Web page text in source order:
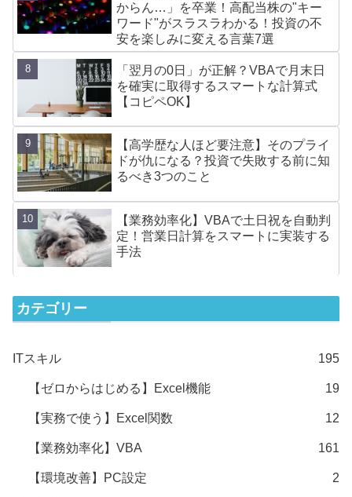
からん…」を卒業！高配当株の"キー
ワード"がスラスラわかる！投資の不
安を楽しみに変える言葉7選
「翌月の0日」が正解？VBAで月末日
を確実に取得するスマートな計算式
【コピペOK】
【高学歴な人ほど要注意】そのプライ
ドが仇になる？投資で失敗する前に知
るべき3つのこと
【業務効率化】VBAで土日祝を自動判
定！営業日計算をスマートに実装する
手法
カテゴリー
ITスキル 195
【ゼロからはじめる】Excel機能 19
【実務で使う】Excel関数 12
【業務効率化】VBA 161
【環境改善】PC設定 2